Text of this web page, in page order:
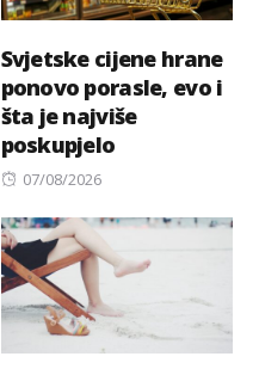
Svjetske cijene hrane
ponovo porasle, evo i
šta je najviše
poskupjelo
Posted
07/08/2026